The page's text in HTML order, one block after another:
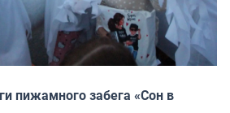
пижамного забега «Сон в